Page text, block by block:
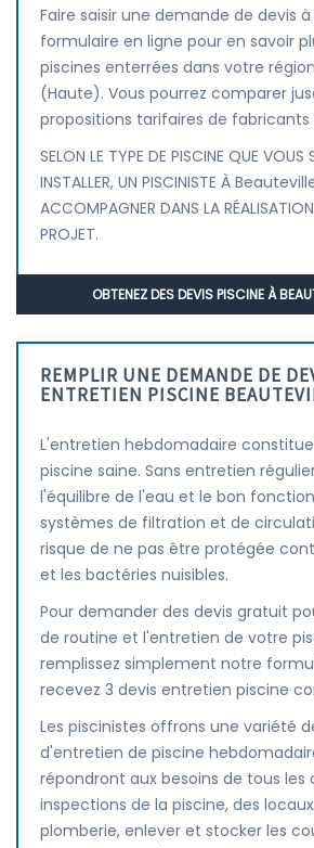
Faire saisir une demande de devis
formulaire en ligne pour en savoir
piscines enterrées dans votre
(Haute). Vous pourrez comparer
propositions tarifaires de fabricants
SELON LE TYPE DE PISCINE QUE VOUS
INSTALLER, UN PISCINISTE À
ACCOMPAGNER DANS LA
PROJET.
OBTENEZ DES DEVIS PISCINE À
REMPLIR UNE DEMANDE DE
ENTRETIEN PISCINE
L'entretien hebdomadaire
piscine saine. Sans entretien
l'équilibre de l'eau et le bon
systèmes de filtration et de
risque de ne pas être protégée
et les bactéries nuisibles.
Pour demander des devis gratuit
de routine et l'entretien de votre
remplissez simplement notre
recevez 3 devis entretien piscine
Les piscinistes offrons une variété
d'entretien de piscine
répondront aux besoins de tous les
inspections de la piscine, des
plomberie, enlever et stocker les